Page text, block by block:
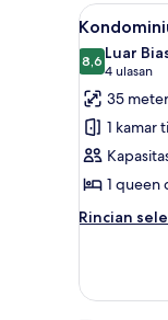
untuk
kamar
Lihat
semua
foto
untuk
kamar
tidur,
dapur
13
8,68,6 dari 10
Luar
4 ulasan
(4
ulasan)
35
1 kamar
1 queen
Rincian
Rincian